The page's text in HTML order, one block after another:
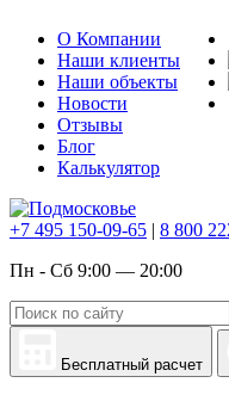
О Компании
Наши клиенты
Наши объекты
Новости
Отзывы
Блог
Калькулятор
+7 495 150-09-65 | 8 800
Пн - Сб 9:00 — 20:00
Бесплатный расчет